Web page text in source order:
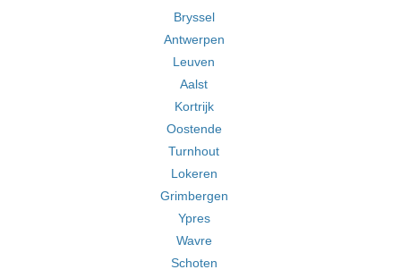
Bryssel
Antwerpen
Leuven
Aalst
Kortrijk
Oostende
Turnhout
Lokeren
Grimbergen
Ypres
Wavre
Schoten